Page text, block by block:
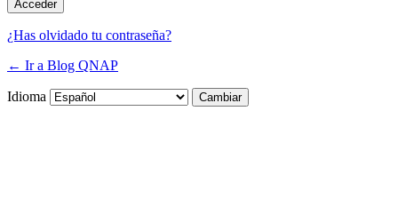
¿Has olvidado tu contraseña?
← Ir a Blog QNAP
Idioma